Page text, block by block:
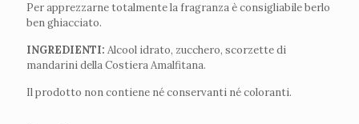
Per apprezzarne totalmente la fragranza è consigliabile berlo
ben ghiacciato.
INGREDIENTI: Alcool idrato, zucchero, scorzette di
mandarini della Costiera Amalfitana.
Il prodotto non contiene né conservanti né coloranti.